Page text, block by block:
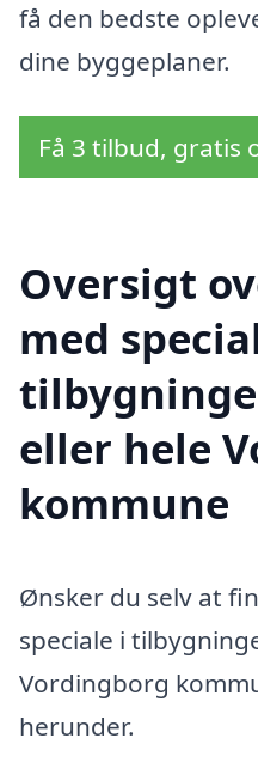
få den bedste
dine byggeplaner.
Få 3 tilbud, gratis
Oversigt
med
eller hele
kommune
Ønsker du selv at
speciale i
Vordingborg
herunder.